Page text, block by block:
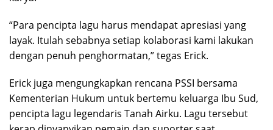
“Para pencipta lagu harus mendapat apresiasi yang
layak. Itulah sebabnya setiap kolaborasi kami lakukan
dengan penuh penghormatan,” tegas Erick.
Erick juga mengungkapkan rencana PSSI bersama
Kementerian Hukum untuk bertemu keluarga Ibu Sud,
pencipta lagu legendaris Tanah Airku. Lagu tersebut